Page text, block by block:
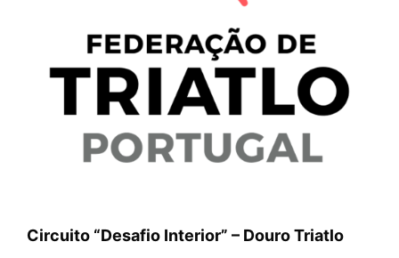
Circuito “Desafio Interior” – Douro Triatlo